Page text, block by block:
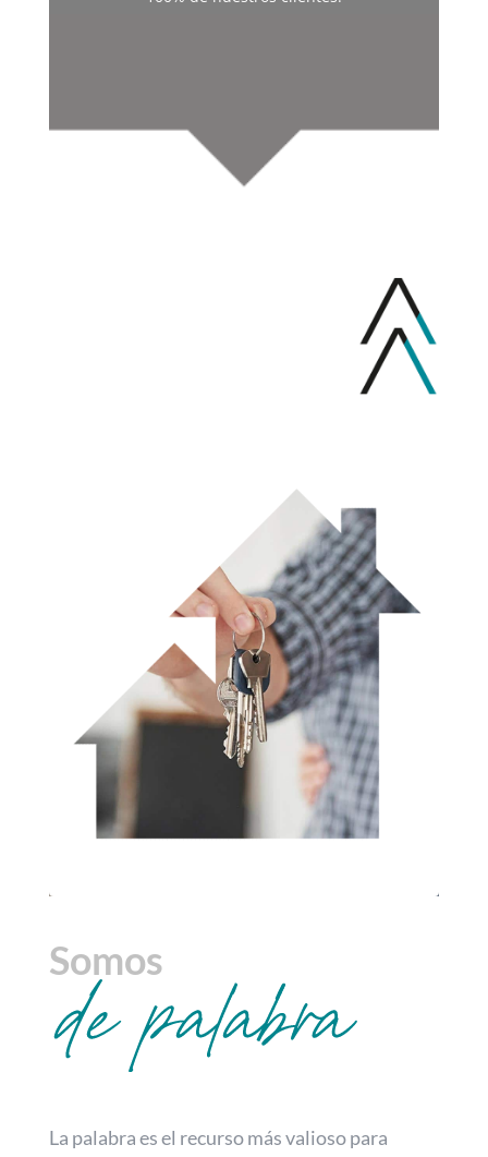
Somos
La palabra es el recurso más valioso para